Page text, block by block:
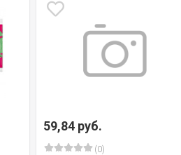
59,84 руб.
(0)